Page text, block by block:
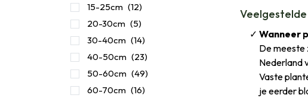
15-25cm (12)
20-30cm (5)
30-40cm (14)
40-50cm (23)
50-60cm (49)
60-70cm (16)
Wanneer
De meeste
Nederland
Vaste
je eerder